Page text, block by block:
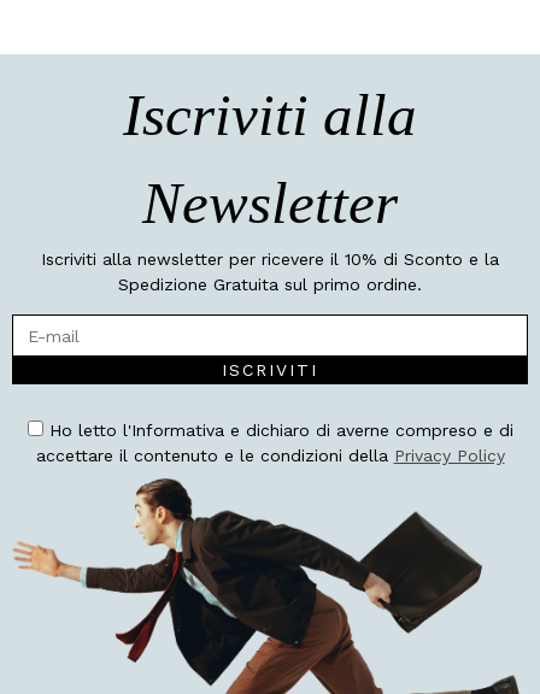
Iscriviti alla
Newsletter
Iscriviti alla newsletter per ricevere il 10% di Sconto e la
Spedizione Gratuita sul primo ordine.
ISCRIVITI
Ho letto l'Informativa e dichiaro di averne compreso e di
accettare il contenuto e le condizioni della Privacy Policy